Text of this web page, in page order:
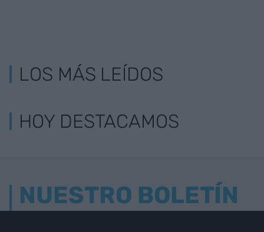
LOS MÁS LEÍDOS
HOY DESTACAMOS
NUESTRO BOLETÍN